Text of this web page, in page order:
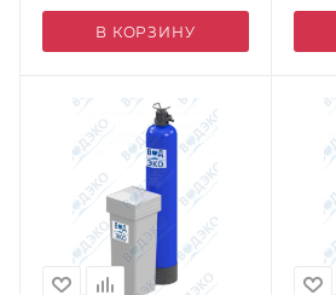
В КОРЗИНУ